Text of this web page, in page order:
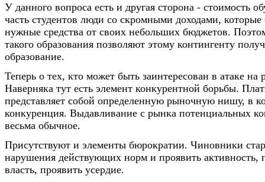
У данного вопроса есть и другая сторона - стоимость
часть студентов люди со скромными доходами,
нужные средства от своих небольших бюджетов.
такого образования позволяют этому контингенту
образование.
Теперь о тех, кто может быть заинтересован в атаке на
Наверняка тут есть элемент конкурентной борьбы.
представляет собой определенную рыночную нишу, в
конкуренция. Выдавливание с рынка потенциальных
весьма обычное.
Присутствуют и элементы бюрократии. Чиновники
нарушения действующих норм и проявить активность,
власть, проявить усердие.